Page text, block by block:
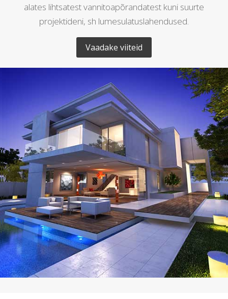
alates lihtsatest vannitoapõrandatest kuni suurte
projektideni, sh lumesulatuslahendused.
Vaadake viiteid